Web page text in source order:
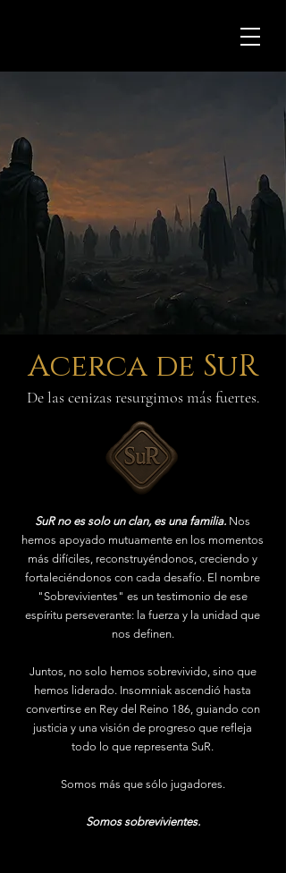
Acerca de SuR
De las cenizas resurgimos más fuertes.
SuR no es solo un clan, es una familia. Nos
hemos apoyado mutuamente en los momentos
más difíciles, reconstruyéndonos, creciendo y
fortaleciéndonos con cada desafío. El nombre
"Sobrevivientes" es un testimonio de ese
espíritu perseverante: la fuerza y la unidad que
nos definen.
Juntos, no solo hemos sobrevivido, sino que
hemos liderado. Insomniak ascendió hasta
convertirse en Rey del Reino 186, guiando con
justicia y una visión de progreso que refleja
todo lo que representa SuR.
Somos más que sólo jugadores.
Somos sobrevivientes.